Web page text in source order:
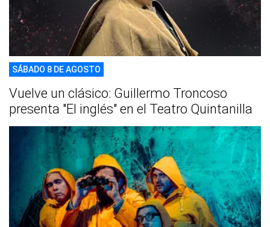
SÁBADO 8 DE AGOSTO
Vuelve un clásico: Guillermo Troncoso
presenta "El inglés" en el Teatro Quintanilla